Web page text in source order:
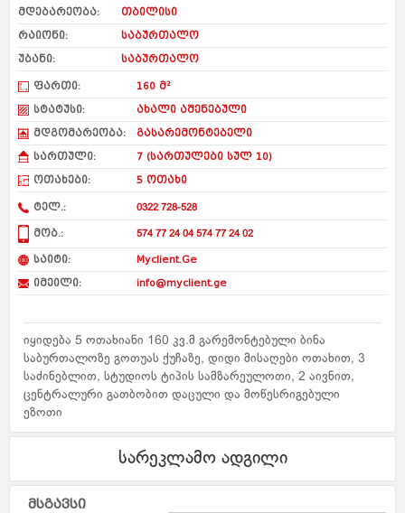
მდებარეობა:
თბილისი
რაიონი:
საბურთალო
უბანი:
საბურთალო
ფართი:
160 მ²
სტატუსი:
ახალი აშენებული
მდგომარეობა:
გასარემონტებელი
სართული:
7 (სართულები სულ 10)
ოთახები:
5 ოთახი
ტელ.: 0322 728-528
მობ.: 574 77 24 04 574 77 24 02
საიტი:
Myclient.Ge
იმეილი:
info@myclient.ge
იყიდება 5 ოთახიანი 160 კვ.მ გარემონტებული ბინა
საბურთალოზე გოთუას ქუჩაზე, დიდი მისაღები ოთახით, 3
საძინებლით, სტუდიოს ტიპის სამზარეულოთი, 2 აივნით,
ცენტრალური გათბობით დაცული და მოწესრიგებული
ეზოთი
სარეკლამო ადგილი
მსგავსი